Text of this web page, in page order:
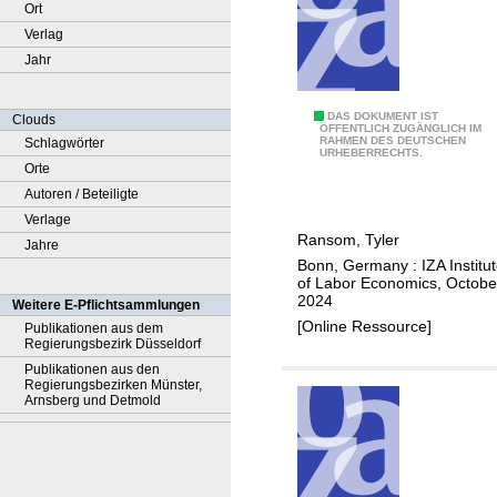
Ort
Verlag
Jahr
Clouds
Schlagwörter
Orte
Autoren / Beteiligte
Verlage
Jahre
Weitere E-Pflichtsammlungen
Publikationen aus dem
Regierungsbezirk Düsseldorf
Publikationen aus den
Regierungsbezirken Münster,
Arnsberg und Detmold
DAS DOKUMENT IST
ÖFFENTLICH ZUGÄNGLICH IM
RAHMEN DES DEUTSCHEN
URHEBERRECHTS.
g
e
t
a
s
e
e
Ransom, Tyler
Bonn, Germany : IZA
of Labor Economics,
2024
[Online Ressource]